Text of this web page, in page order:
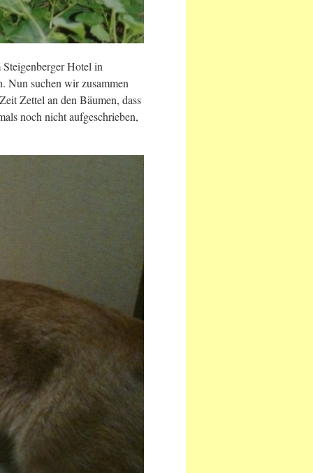
Hotel in
Nun suchen wir zusammen
Zettel an den Bäumen, dass
noch nicht aufgeschrieben,